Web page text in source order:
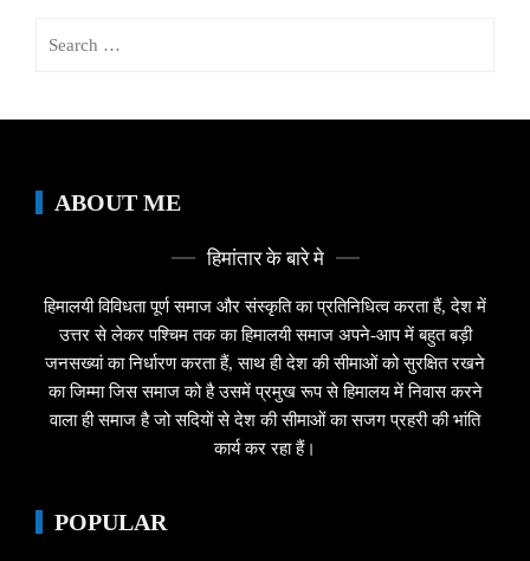
ABOUT ME
हिमांतार के बारे मे
हिमालयी विविधता पूर्ण समाज और संस्कृति का प्रतिनिधित्व करता हैं, देश में
उत्तर से लेकर पश्चिम तक का हिमालयी समाज अपने-आप में बहुत बड़ी
जनसख्यां का निर्धारण करता हैं, साथ ही देश की सीमाओं को सुरक्षित रखने
का जिम्मा जिस समाज को है उसमें प्रमुख रूप से हिमालय में निवास करने
वाला ही समाज है जो सदियों से देश की सीमाओं का सजग प्रहरी की भांति
कार्य कर रहा हैं।
POPULAR